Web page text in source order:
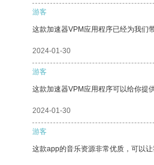
游客
这款加速器VPM应用程序已经为我们
2024-01-30
游客
这款加速器VPM应用程序可以给你提
2024-01-30
游客
这款app的音乐资源非常优质，可以让